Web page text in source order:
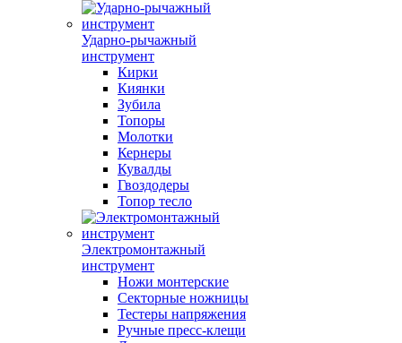
Ударно-рычажный
инструмент
Кирки
Киянки
Зубила
Топоры
Молотки
Кернеры
Кувалды
Гвоздодеры
Топор тесло
Электромонтажный
инструмент
Ножи монтерские
Секторные ножницы
Тестеры напряжения
Ручные пресс-клещи